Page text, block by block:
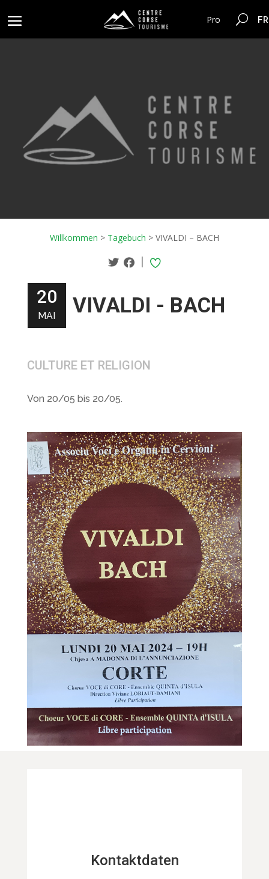
Pro
Willkommen > Tagebuch > VIVALDI – BACH
|
20
MAI VIVALDI - BACH
CULTURE ET RELIGION
Von 20/05 bis 20/05.
Kontaktdaten